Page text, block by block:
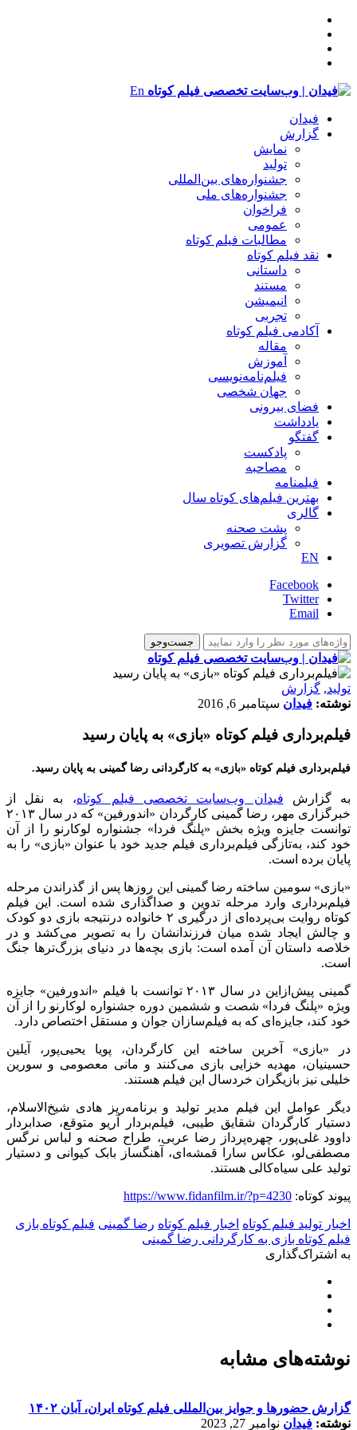
En
فیدان
گزارش
نمایش
تولید
‌‌جشنواره‌های بین‌المللی
جشنواره‌های ملی
فراخوان
عمومی
مطالبات فیلم کوتاه
نقد فیلم کوتاه
داستانی
مستند
انیمیشن
تجربی
آکادمی فیلم کوتاه
مقاله
آموزش
فیلم‌نامه‌نویسی
جهان شخصی
فضای بیرونی
یادداشت
گفتگو
پادکست
مصاحبه
فیلمنامه
بهترین فیلم‌های کوتاه سال
گالری
پشت صحنه
گزارش تصویری
EN
Facebook
Twitter
Email
تولید, گزارش
نوشته: فیدان سپتامبر 6, 2016
فیلم‌برداری فیلم کوتاه «بازی» به پایان رسید
فیلم‌برداری فیلم کوتاه «بازی» به کارگردانی رضا گمینی به پایان رسید.
به گزارش فیدان وب‌سایت تخصصی فیلم کوتاه، به نقل از
خبرگزاری مهر، رضا گمینی کارگردان «اندورفین» که در سال ۲۰۱۳
توانست جایزه ویژه بخش «پلنگ فردا» جشنواره لوکارنو را از آن
خود کند، به‌تازگی فیلم‌برداری فیلم جدید خود با عنوان «بازی» را به
پایان برده است.
«بازی» سومین ساخته رضا گمینی این روزها پس از گذراندن مرحله
فیلم‌برداری وارد مرحله تدوین و صداگذاری شده است. این فیلم
کوتاه روایت بی‌پرده‌ای از درگیری ۲ خانواده درنتیجه بازی دو کودک
و چالش ایجاد شده میان فرزندانشان را به تصویر می‌کشد و در
خلاصه داستان آن آمده است: بازی بچه‌ها در دنیای بزرگ‌ترها جنگ
است.
گمینی پیش‌ازاین در سال ۲۰۱۳ توانست با فیلم «اندورفین» جایزه
ویژه «پلنگ فردا» شصت و ششمین دوره جشنواره لوکارنو را از آن
خود کند، جایزه‌ای که به فیلم‌سازان جوان و مستقل اختصاص دارد.
در «بازی» آخرین ساخته این کارگردان، پویا یحیی‌پور، آیلین
حسینیان، مهدیه خزایی بازی می‌کنند و مانی معصومی و سورین
خلیلی نیز بازیگران خردسال این فیلم هستند.
دیگر عوامل این فیلم مدیر تولید و برنامه‌ریز هادی شیخ‌الاسلام،
دستیار کارگردان شقایق طیبی، فیلم‌بردار آریو متوقع، صدابردار
داوود غلی‌پور، چهره‌پرداز رضا عربی، طراح صحنه و لباس نرگس
مصطفی‌لو، عکاس سارا قمشه‌ای، آهنگساز بابک کیوانی و دستیار
تولید علی سیاه‌کالی هستند.
پیوند کوتاه: https://www.fidanfilm.ir/?p=4230
اخبار تولید فیلم کوتاه اخبار فیلم کوتاه رضا گمینی فیلم کوتاه بازی
فیلم کوتاه بازی به کارگردانی رضا گمینی
به اشتراک‌گذاری
نوشته‌های مشابه
گزارش حضورها و جوایز بین‌المللی فیلم کوتاه ایران، آبان ۱۴۰۲
نوشته: فیدان نوامبر 27, 2023